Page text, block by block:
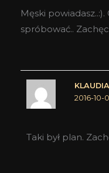
Męski
spróbować..
2016-10-
Taki był plan.